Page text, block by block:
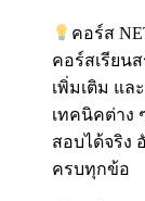
คอร์ส
คอร์สเรียน
เพิ่มเติม แล
เทคนิคต่าง
สอบได้จริง
ครบทุกข้อ